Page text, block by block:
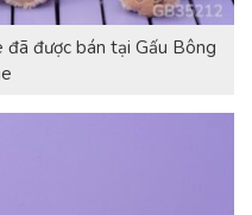
được bán tại Gấu Bông